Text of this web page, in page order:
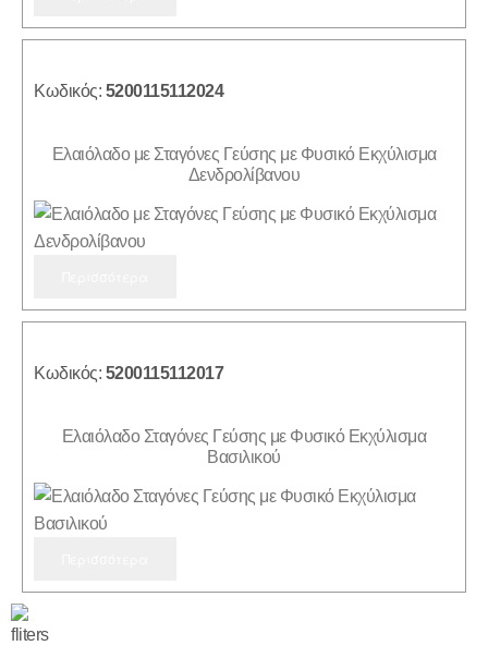
Κωδικός: 5200115112024
Ελαιόλαδο με Σταγόνες Γεύσης με Φυσικό Εκχύλισμα
Δενδρολίβανου
Κωδικός: 5200115112017
Ελαιόλαδο Σταγόνες Γεύσης με Φυσικό Εκχύλισμα
Βασιλικού